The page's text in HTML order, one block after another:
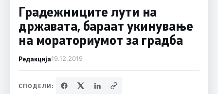
Градежниците лути на
државата, бараат укинување
на мораториумот за градба
Редакција19.12.2019
СПОДЕЛИ: